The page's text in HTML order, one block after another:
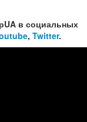
в социальных
, Twitter.